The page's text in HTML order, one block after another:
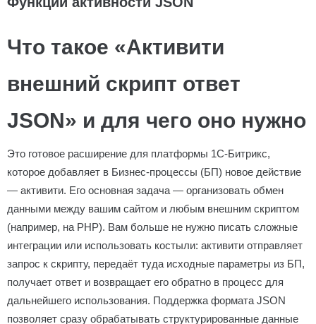
Что такое «Активити
внешний скрипт ответ
JSON» и для чего оно нужно
Это готовое расширение для платформы 1С-Битрикс,
которое добавляет в Бизнес-процессы (БП) новое действие
— активити. Его основная задача — организовать обмен
данными между вашим сайтом и любым внешним скриптом
(например, на PHP). Вам больше не нужно писать сложные
интеграции или использовать костыли: активити отправляет
запрос к скрипту, передаёт туда исходные параметры из БП,
получает ответ и возвращает его обратно в процесс для
дальнейшего использования. Поддержка формата JSON
позволяет сразу обрабатывать структурированные данные